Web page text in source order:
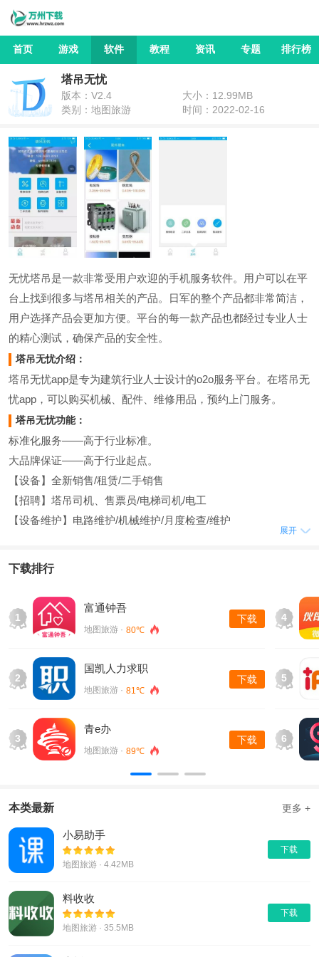
首页 游戏 软件 教程 资讯 专题 排行榜
塔吊无忧
版本：V2.4
大小：12.99MB
类别：地图旅游
时间：2022-02-16
无忧塔吊是一款非常受用户欢迎的手机服务软件。用户可以在平
台上找到很多与塔吊相关的产品。日军的整个产品都非常简洁，
用户选择产品会更加方便。平台的每一款产品也都经过专业人士
的精心测试，确保产品的安全性。
塔吊无忧介绍：
塔吊无忧app是专为建筑行业人士设计的o2o服务平台。在塔吊无
忧app，可以购买机械、配件、维修用品，预约上门服务。
塔吊无忧功能：
标准化服务——高于行业标准。
大品牌保证——高于行业起点。
【设备】全新销售/租赁/二手销售
【招聘】塔吊司机、售票员/电梯司机/电工
【设备维护】电路维护/机械维护/月度检查/维护
无忧塔吊致力于为建筑行业用户提供标准化、高品质的上门服
业新风尚。
塔吊无忧亮点：
【智能搜索】独创的语音搜索方式，让匹配更精准，查找更便
【一键直呼】一键直接联系商家/工人，无差价，透明清晰。
【同城精彩】一城一圈，可以不停歇的享受活动，一万份礼物带
回家。
【精准定位】采用地图模式实时定位，周边商户/工人一览无余。
小编点评：
这里，还可以快速找到自己需要的机械配件。产品可以给你带来
的时间。所有配件也由专业物流配送，确保配件安全。
更新内容：
2.优化更多功能。
展开
下载排行
1
富通钟吾
地图旅游 · 80℃
下载
2
国凯人力求职
地图旅游 · 81℃
下载
3
青e办
地图旅游 · 89℃
下载
4
5
6
本类最新 更多 +
小易助手
地图旅游 · 4.42MB
下载
料收收
地图旅游 · 35.5MB
下载